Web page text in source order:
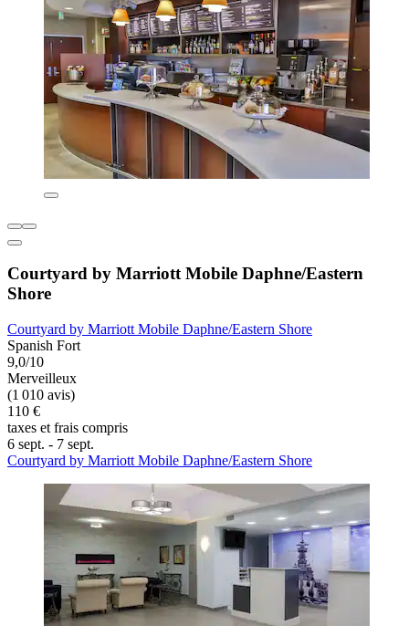
Courtyard by Marriott Mobile Daphne/Eastern
Shore
Courtyard by Marriott Mobile Daphne/Eastern Shore
Spanish Fort
9,0/10
Merveilleux
(1 010 avis)
110 €
taxes et frais compris
6 sept. - 7 sept.
Courtyard by Marriott Mobile Daphne/Eastern Shore